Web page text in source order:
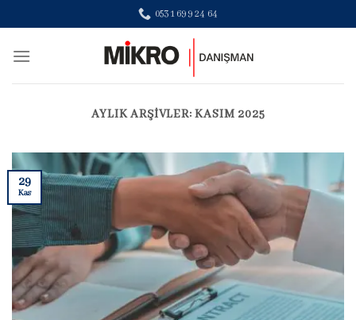
to
content
0531 699 24 64
AYLIK ARŞIVLER:KASIM 2025
29
Kas